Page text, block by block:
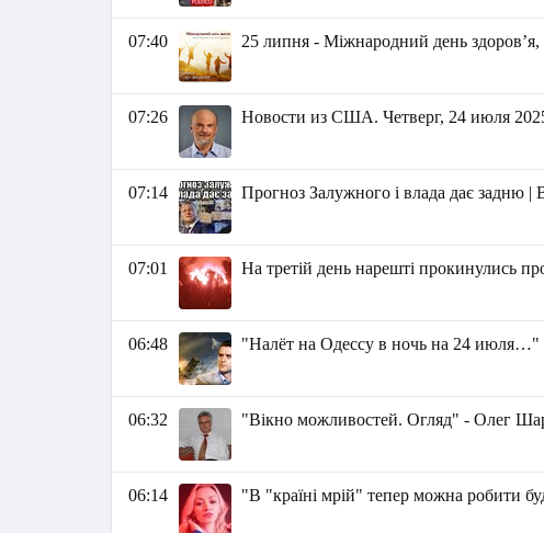
07:40 25 липня - Міжнародний день
07:26 Новости из США. Четверг, 24 июля
07:14 Прогноз Залужного і влада дає задню |
07:01 На третій день нарешті прокинулись
06:48 "Налёт на Одессу в ночь на 24 июля…"
06:32 "Вікно можливостей. Огляд" - Олег
06:14 "В "країні мрій" тепер можна робити